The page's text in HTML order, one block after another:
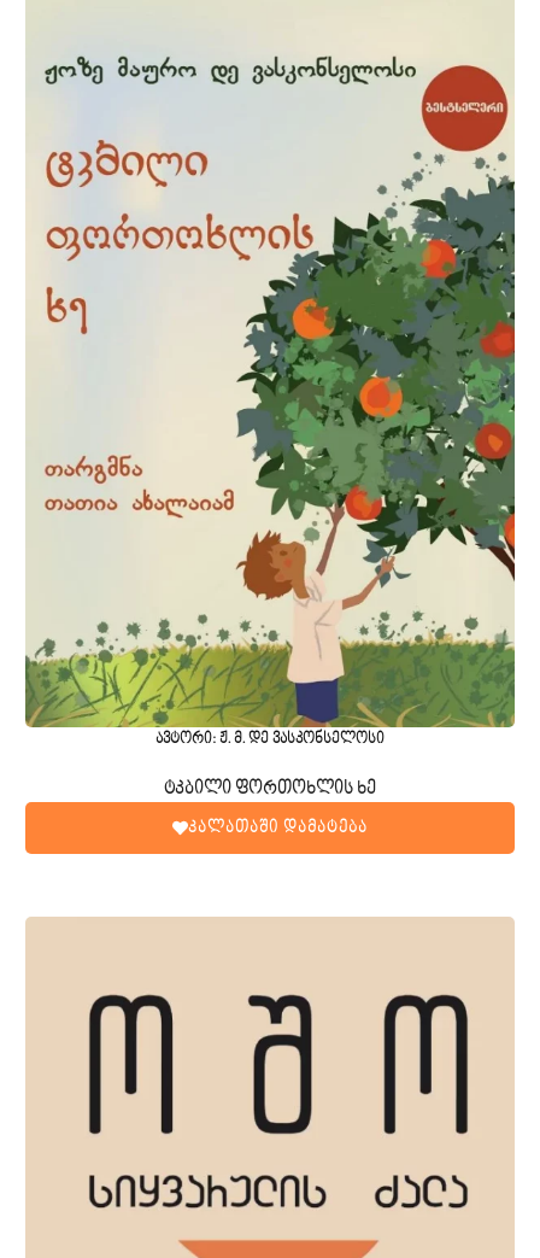
ავტორი: ჟ. მ. დე ვასკონსელოსი
ტკბილი ფორთოხლის ხე
კალათაში დამატება